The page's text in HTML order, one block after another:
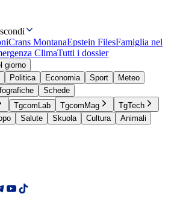
Crans MontanaEpstein FilesFamiglia nel
ClimaTutti i dossier
giorno
Politica Economia Sport
Meteo
Schede
TgcomLab TgcomMag
TgTech
Salute Skuola Cultura
Animali